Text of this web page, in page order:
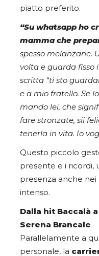
piatto preferito.
“Su whatsapp ho
mamma che
spesso melanzane.
volta e guarda fisso
scritta “ti sto
e a mio fratello. Se
mando lei, che
fare stronzate, sii
tenerla in vita. Io
Questo piccolo
presente e i ricordi,
presenza anche
intenso.
Dalla hit Baccalà
Serena Brancale
Parallelamente a
personale, la